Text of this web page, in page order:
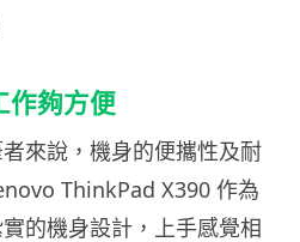
作夠方便
來說，機身的便攜性及耐
ThinkPad X390 作為
的機身設計，上手感覺相